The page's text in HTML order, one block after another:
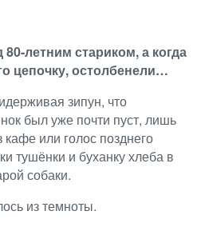
летним стариком, а когда
цепочку, остолбенели…
зипун, что
был уже почти пуст, лишь
или голос позднего
тушёнки и буханку хлеба в
собаки.
из темноты.